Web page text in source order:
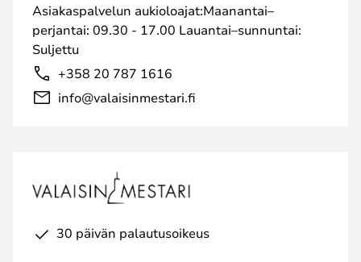
Asiakaspalvelun aukioloajat:Maanantai–
perjantai: 09.30 - 17.00 Lauantai–sunnuntai:
Suljettu
+358 20 787 1616
info@valaisinmestari.fi
30 päivän palautusoikeus